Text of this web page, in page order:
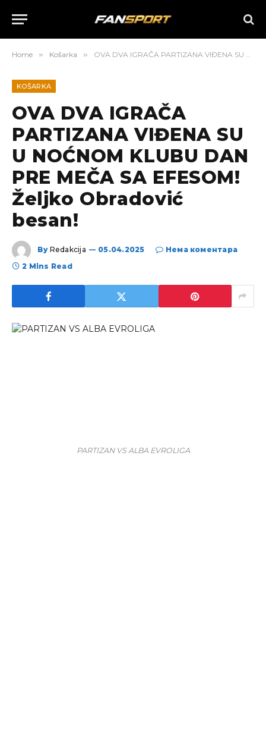
Home » Košarka » OVA DVA IGRAČA PARTIZANA VIĐENA SU U NOĆNOM KLUBU DAN PRE MEČA SA EFESOM! Željko Obradović besan!
KOŠARKA
OVA DVA IGRAČA
PARTIZANA VIĐENA SU
U NOĆNOM KLUBU DAN
PRE MEČA SA EFESOM!
Željko Obradović
besan!
By Redakcija 05.04.2025
Нема коментара
2 Mins Read
PARTIZAN VS ALBA EVROLIGA